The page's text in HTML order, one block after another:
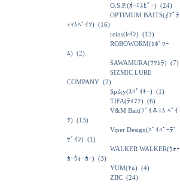
O.S.P.(ｵｰｴｽﾋﾟｰ) (24)
OPTIMUM BAITS(ｵﾌﾟﾃ
ｨﾏﾑﾍﾞｲﾂ) (16)
reins(ﾚｲﾝ) (13)
ROBOWORM(ﾛﾎﾞﾜｰ
ﾑ) (2)
SAWAMURA(ｻﾜﾑﾗ) (7)
SIZMIC LURE
COMPANY (2)
Spiky(ｽﾊﾟｲｷｰ) (1)
TIFA(ﾃｨﾌｧ) (6)
V&M Bait(ﾌﾞｲ＆ｴﾑ ﾍﾞｲ
ﾂ) (13)
Viper Design(ﾊﾞｲﾊﾟｰﾃﾞ
ｻﾞｲﾝ) (1)
WALKER WALKER(ｳｫｰ
ｶｰｳｫｰｶｰ) (3)
YUM(ﾔﾑ) (4)
ZBC (24)